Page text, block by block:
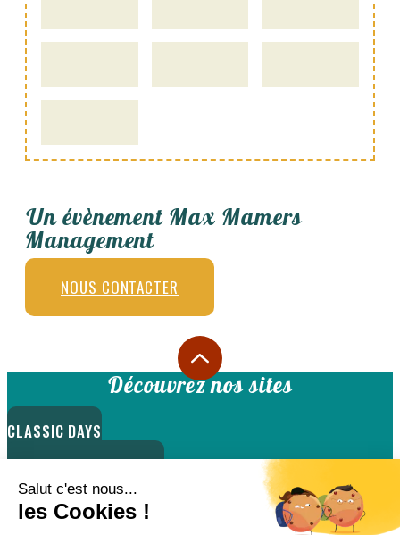
Un évènement Max Mamers
Management
NOUS CONTACTER
Découvrez nos sites
CLASSIC DAYS
CLASSIC DAYS LE MANS
FUN CUP